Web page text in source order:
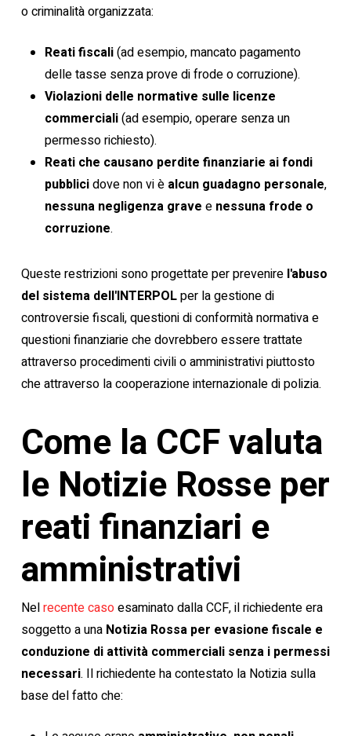
o criminalità organizzata:
Reati fiscali(ad esempio, mancato pagamento
delle tasse senza prove di frode o corruzione).
Violazioni delle normative sulle licenze
commerciali(ad esempio, operare senza un
permesso richiesto).
Reati che causano perdite finanziarie ai fondi
pubblicidove non vi è alcun guadagno personale,
nessuna negligenza grave e nessuna frode o
corruzione.
Queste restrizioni sono progettate per prevenire l'abuso
del sistema dell'INTERPOLper la gestione di
controversie fiscali, questioni di conformità normativa e
questioni finanziarie che dovrebbero essere trattate
attraverso procedimenti civili o amministrativi piuttosto
che attraverso la cooperazione internazionale di polizia.
Come la CCF valuta
le Notizie Rosse per
reati finanziari e
amministrativi
Nelrecente casoesaminato dalla CCF, il richiedente era
soggetto a una Notizia Rossa per evasione fiscale e
conduzione di attività commerciali senza i permessi
necessari. Il richiedente ha contestato la Notizia sulla
base del fatto che: